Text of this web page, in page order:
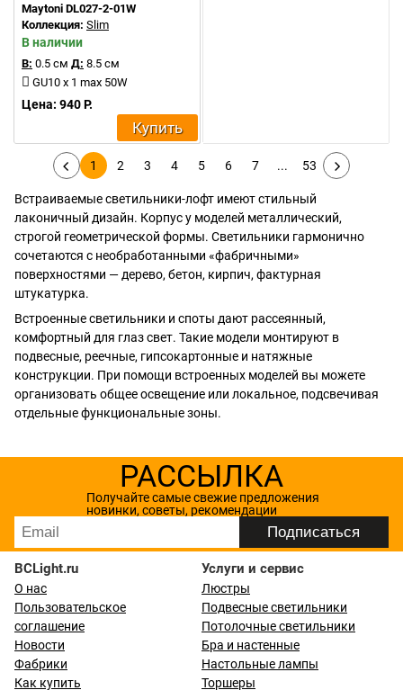
Maytoni DL027-2-01W
Коллекция: Slim
В наличии
В: 0.5 см Д: 8.5 см
GU10 x 1 max 50W
Цена: 940 Р.
Купить
1 2 3 4 5 6 7 ... 53
Встраиваемые светильники-лофт имеют стильный
лаконичный дизайн. Корпус у моделей металлический,
строгой геометрической формы. Светильники гармонично
сочетаются с необработанными «фабричными»
поверхностями — дерево, бетон, кирпич, фактурная
штукатурка.
Встроенные светильники и споты дают рассеянный,
комфортный для глаз свет. Такие модели монтируют в
подвесные, реечные, гипсокартонные и натяжные
конструкции. При помощи встроенных моделей вы можете
организовать общее освещение или локальное, подсвечивая
отдельные функциональные зоны.
РАССЫЛКА
Получайте самые свежие предложения
новинки, советы, рекомендации
BCLight.ru
О нас
Пользовательское
соглашение
Новости
Фабрики
Как купить
Услуги и сервис
Люстры
Подвесные светильники
Потолочные светильники
Бра и настенные
Настольные лампы
Торшеры